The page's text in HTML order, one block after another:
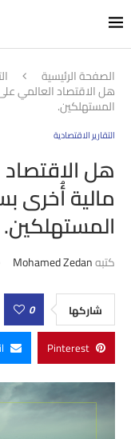
الصفحة الرئيسية
هل الاقتصاد العالمي
المستهلكين.
التقارير الاقتصادية
هل
مالية أُخرى
المستهلكين.
كتبهMohamed Zedan
شاركها 0
Pinterest